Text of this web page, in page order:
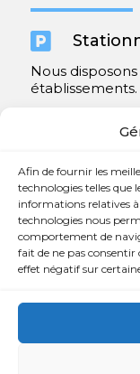
Afin de fournir les
technologies telles que
informations relatives
technologies nous
comportement de
fait de ne pas
effet négatif sur

Nous
établissements.
Contact
 450

765,